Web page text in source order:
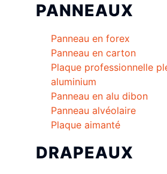
PANNEAUX
Panneau en forex
Panneau en carton
Plaque professionnelle
aluminium
Panneau en alu dibon
Panneau alvéolaire
Plaque aimanté
DRAPEAUX